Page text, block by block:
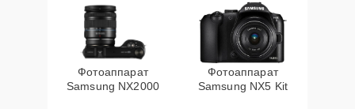
Фотоаппарат
Samsung NX2000
Фотоаппарат
Samsung NX5 Kit